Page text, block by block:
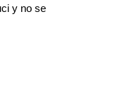
y no se